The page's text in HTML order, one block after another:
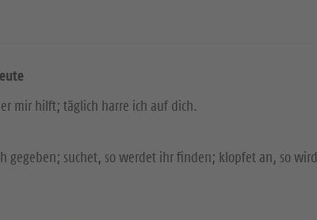
mir hilft; täglich harre ich auf dich.
gegeben; suchet, so werdet ihr finden; klopfet an, so wird